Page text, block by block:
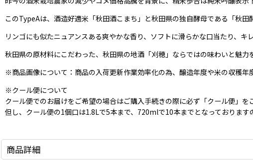
このTypeAは、酒造好適米「秋田酒こまち」と秋田県の独自酵母である「秋田
リンゴにも似たニュアンスある爽やかな香り、ソフトに滑らかな口当たり、
秋田県の原材料にこだわった、秋田県の地酒「刈穂」ならではの味わいと魅力
※商品画像について：商品の入荷更新作業効率化の為、醸造年度や米の収穫
※クール便について
クール便でのお届けをご希望の場合はご購入手続きの際に必ず「クール便」
但し、クール便の1個口は1.8Lで5本まで、720mlで10本までとなっておりま
商品詳細